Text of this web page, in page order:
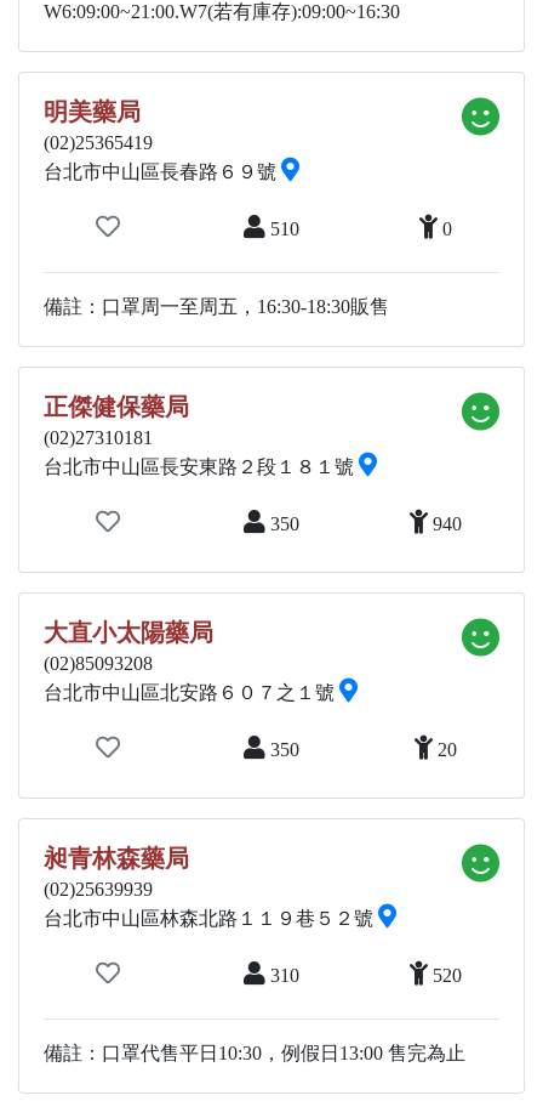
W6:09:00~21:00.W7(若有庫存):09:00~16:30
明美藥局
(02)25365419
台北市中山區長春路６９號
510 0
備註：口罩周一至周五，16:30-18:30販售
正傑健保藥局
(02)27310181
台北市中山區長安東路２段１８１號
350 940
大直小太陽藥局
(02)85093208
台北市中山區北安路６０７之１號
350 20
昶青林森藥局
(02)25639939
台北市中山區林森北路１１９巷５２號
310 520
備註：口罩代售平日10:30，例假日13:00 售完為止